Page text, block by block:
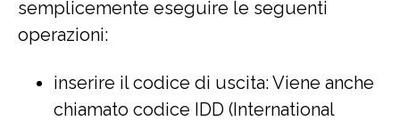
semplicemente eseguire le seguenti
operazioni:
inserire il codice di uscita: Viene anche
chiamato codice IDD (International